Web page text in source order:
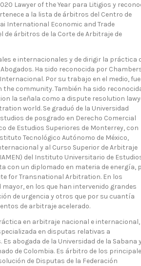
Lawyer of the Year para Litigios y
a la lista de árbitros del Centro de
International Economic and Trade
árbitros de la Corte de Arbitraje de
e internacionales y de dirigir la práctica
Ha sido reconocida por
Por su trabajo en el medio, fue
community. También ha sido
la señala como a dispute resolution
world. Se graduó de la Universidad
de posgrado en Derecho Comercial
de Estudios Superiores de Monterrey, con
Tecnológico Autónomo de México,
y al Curso Superior de Arbitraje
del Instituto Universitario de
con un diplomado en materia de energía,
for Transnational Arbitration. En los
en los que han intervenido grandes
de urgencia y otros que por su cuantía
de arbitraje acelerado.
en arbitraje nacional e internacional,
en disputas relativas a
abogada de la Universidad de la Sabana
de Colombia. Es árbitro de los
de Disputas de la Federación